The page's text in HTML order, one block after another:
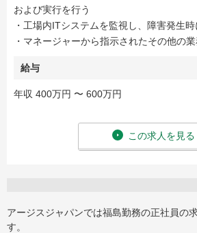
および実行を行う
・工場内ITシステムを監視し、障害発生
・マネージャーから指示されたその他の
給与
年収 400万円 〜 600万円
この求人を見る
アージスジャパンでは福島勤務の正社員の
す。